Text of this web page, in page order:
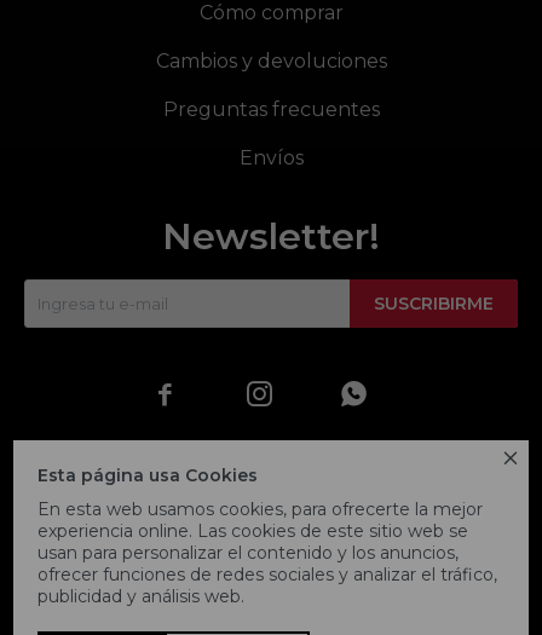

Esta página usa Cookies
En esta web usamos cookies, para ofrecerte la mejor
experiencia online. Las cookies de este sitio web se
usan para personalizar el contenido y los anuncios,
ofrecer funciones de redes sociales y analizar el tráfico,
publicidad y análisis web.
Cómo comprar
Cambios y devoluciones
Preguntas frecuentes
Envíos
Newsletter!
SUSCRIBIRME
  